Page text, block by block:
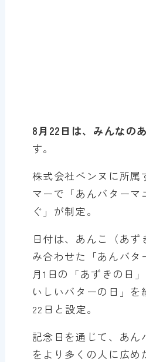
8月22日は、みんなの
す。
株式会社ベンヌに所属
マーで「あんバターマ
ぐ」が制定。
日付は、あんこ（あず
み合わせた「あんバタ
月1日の「あずきの日
いしいバターの日」を
22日と設定。
記念日を通じて、あん
をより多くの人に広め